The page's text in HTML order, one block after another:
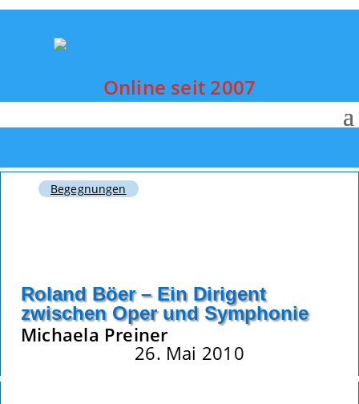
Online seit 2007
Begegnungen
Roland Böer – Ein Dirigent
zwischen Oper und Symphonie
Michaela Preiner
26. Mai 2010